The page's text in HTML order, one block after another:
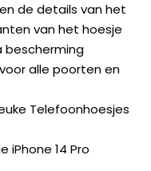
de details van het
van het hoesje
bescherming
alle poorten en
Telefoonhoesjes
14 Pro